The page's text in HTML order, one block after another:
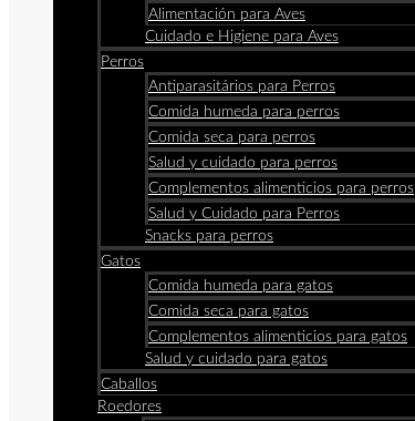
Alimentación para Aves
Cuidado e Higiene para Aves
Perros
Antiparasitários para Perros
Comida humeda para perros
Comida seca para perros
Salud y cuidado para perros
Complementos alimenticios para perros
Salud y Cuidado para Perros
Snacks para perros
Gatos
Comida humeda para gatos
Comida seca para gatos
Complementos alimenticios para gatos
Salud y cuidado para gatos
Caballos
Roedores